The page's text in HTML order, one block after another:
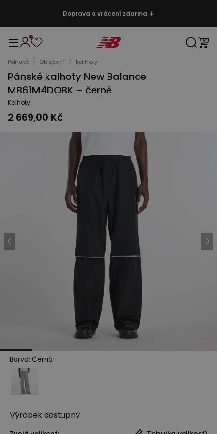
Doprava a vrácení zdarma ↓
Pánské / Oblečení / Kalhoty
Pánské kalhoty New Balance
MB61M4DOBK – černé
Kalhoty
2 669,00 Kč
Barva: Černá
Výrobek dostupný